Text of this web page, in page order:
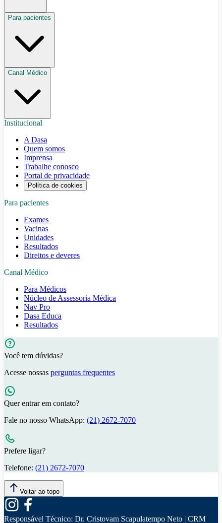
Para pacientes
Canal Médico
Institucional
A Dasa
Quem somos
Imprensa
Trabalhe conosco
Portal de privacidade
Política de cookies
Para pacientes
Exames
Vacinas
Unidades
Resultados
Direitos e deveres
Canal Médico
Para Médicos
Núcleo de Assessoria Médica
Nav Pro
Dasa Educa
Resultados
Você tem dúvidas?
Acesse nossas perguntas frequentes
Quer entrar em contato?
Fale no nosso WhatsApp: (21) 2672-7070
Prefere ligar?
Telefone: (21) 2672-7070
Voltar ao topo
Responsável Técnico: Dr. Cristovam Scapulatempo Neto | CRM